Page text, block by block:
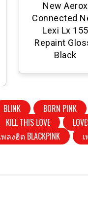
New Aerox
Connected
Lexi Lx 155
Repaint
Black
BLINK BORN PINK
KILL THIS LOVE
พลงฮิต BLACKPINK